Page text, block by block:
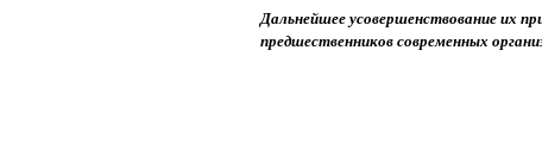
Дальнейшее усовершенствование их
предшественников современных